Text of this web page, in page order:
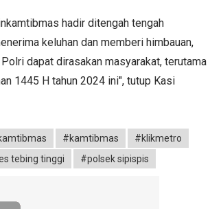
hadir ditengah tengah
keluhan dan memberi himbauan,
dapat dirasakan masyarakat, terutama
1445 H tahun 2024 ini", tutup Kasi
#kamtibmas
#klikmetro
tebing tinggi #polsek sipispis